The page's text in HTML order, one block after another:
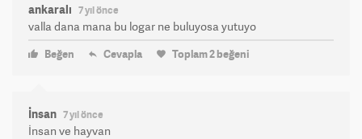
ankaralı 7 yıl önce
valla dana mana bu logar ne buluyosa yutuyo
Beğen Cevapla Toplam2beğeni
İnsan 7 yıl önce
İnsan ve hayvan